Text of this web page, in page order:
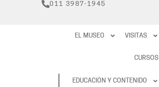
011 3987-1945
RESERVAS
EL MUSEO VISITAS
CURSOS
EDUCACIÓN Y CONTENIDO